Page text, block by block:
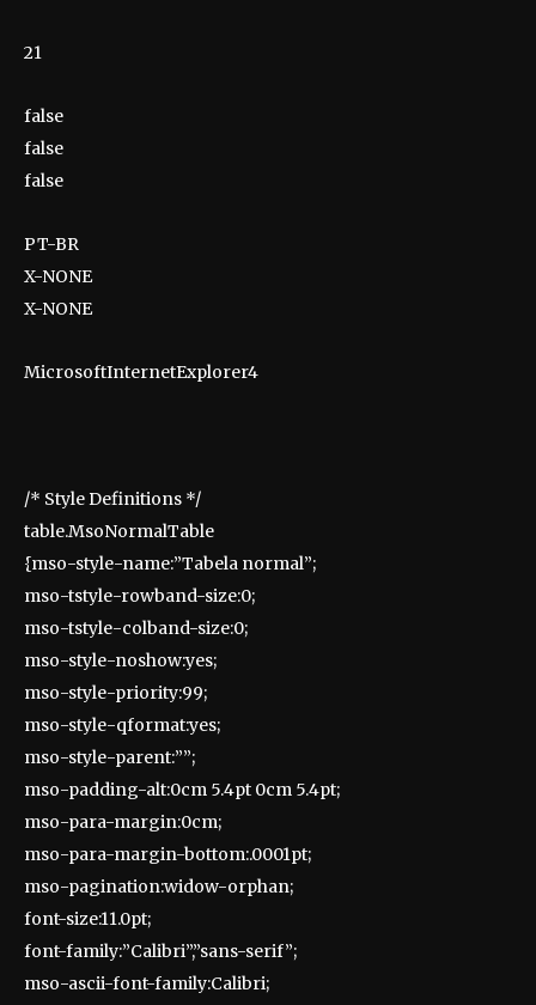
21
false
false
false
PT-BR
X-NONE
X-NONE
MicrosoftInternetExplorer4
/* Style Definitions */
table.MsoNormalTable
{mso-style-name:”Tabela normal”;
mso-tstyle-rowband-size:0;
mso-tstyle-colband-size:0;
mso-style-noshow:yes;
mso-style-priority:99;
mso-style-qformat:yes;
mso-style-parent:””;
mso-padding-alt:0cm 5.4pt 0cm 5.4pt;
mso-para-margin:0cm;
mso-para-margin-bottom:.0001pt;
mso-pagination:widow-orphan;
font-size:11.0pt;
font-family:”Calibri”,”sans-serif”;
mso-ascii-font-family:Calibri;